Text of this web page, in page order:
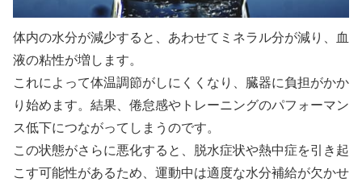
体内の水分が減少すると、あわせてミネラル分が減り、血
液の粘性が増します。
これによって体温調節がしにくくなり、臓器に負担がかか
り始めます。結果、倦怠感やトレーニングのパフォーマン
ス低下につながってしまうのです。
この状態がさらに悪化すると、脱水症状や熱中症を引き起
こす可能性があるため、運動中は適度な水分補給が欠かせ